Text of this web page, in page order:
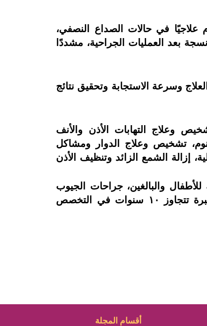
علاجيًا في حالات الصداع النصفي،
بعد العمليات الجراحية، مشددًا
وسرعة الاستجابة وتحقيق نتائج
وعلاج التهابات الأذن والأنف
تشخيص وعلاج الدوار ومشاكل
إزالة الشمع الزائد وتنظيف الأذن
والبالغين، جراحات الجيوب
الأنفية بالمنظار، تركيب أنابيب تهوية الأذن، وتنظير البلعوم والمريء والحنجرة للأطفال وذلك بخبرة تتجاوز ١٠ سنوات في التخصص
أقسام المجلة